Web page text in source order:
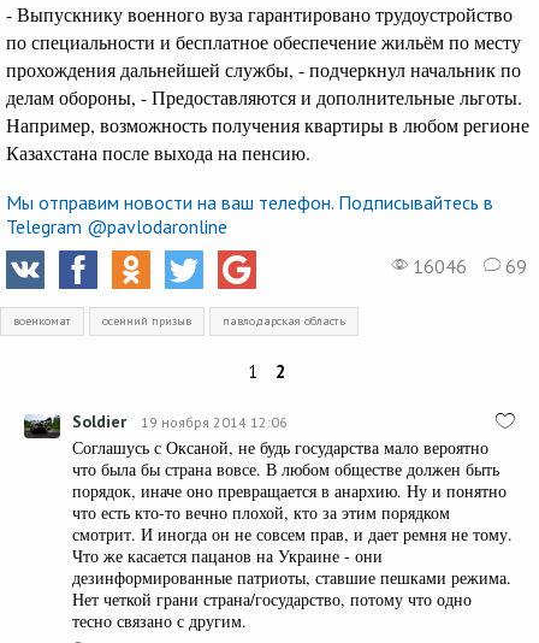
- Выпускнику военного вуза гарантировано трудоустройство
по специальности и бесплатное обеспечение жильём по месту
прохождения дальнейшей службы, - подчеркнул начальник по
делам обороны, - Предоставляются и дополнительные льготы.
Например, возможность получения квартиры в любом регионе
Казахстана после выхода на пенсию.
Мы отправим новости на ваш телефон. Подписывайтесь в
Telegram @pavlodaronline
16046
69
военкомат осенний призыв павлодарская область
1 2
Soldier 19 ноября 2014 12:06
Соглашусь с Оксаной, не будь государства мало вероятно
что была бы страна вовсе. В любом обществе должен быть
порядок, иначе оно превращается в анархию. Ну и понятно
что есть кто-то вечно плохой, кто за этим порядком
смотрит. И иногда он не совсем прав, и дает ремня не тому.
Что же касается пацанов на Украине - они
дезинформированные патриоты, ставшие пешками режима.
Нет четкой грани страна/государство, потому что одно
тесно связано с другим.